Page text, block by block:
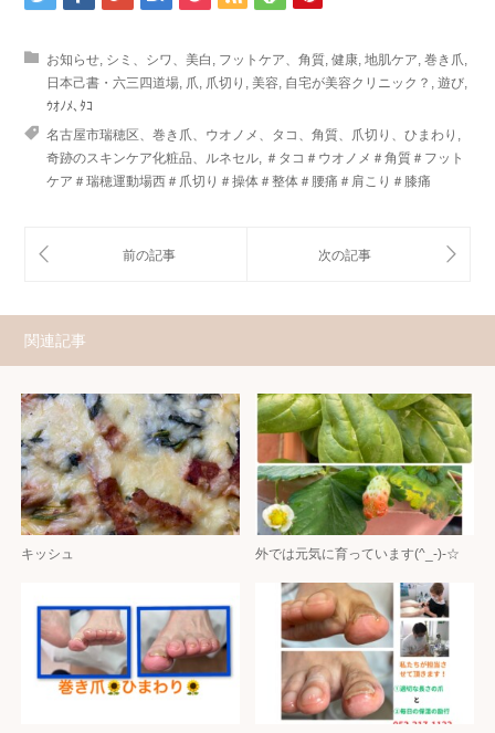
お知らせ, シミ、シワ、美白 , フットケア、角質, 健康, 地肌ケア, 巻き爪,
日本己書・六三四道場, 爪, 爪切り , 美容, 自宅が美容クリニック？ , 遊び,
ｳｵﾉﾒ､ﾀｺ
名古屋市瑞穂区、巻き爪、ウオノメ、タコ、角質、爪切り、ひまわり ,
奇跡のスキンケア化粧品、ルネセル, ＃タコ＃ウオノメ＃角質＃フット
ケア＃瑞穂運動場西＃爪切り＃操体＃整体＃腰痛＃肩こり＃膝痛
関連記事
キッシュ 外では元気に育っています(^_-)-☆